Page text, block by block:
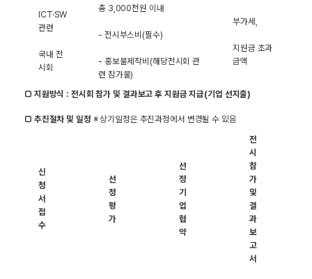
ICT·SW
관련
국내 전
시회
총 3,000천원 이내
- 전시부스비(필수)
- 홍보물제작비(해당전시회 관
련 참가물)
부가세,
지원금 초과
금액
□ 지원방식 : 전시회 참가 및 결과보고 후 지원금 지급(기업 선지출)
□ 추진절차 및 일정 ※ 상기일정은 추진과정에서 변경될 수 있음
신
청
서
접
수
선
정
평
가
선
정
기
업
협
약
전
시
참
가
및
결
과
보
고
서